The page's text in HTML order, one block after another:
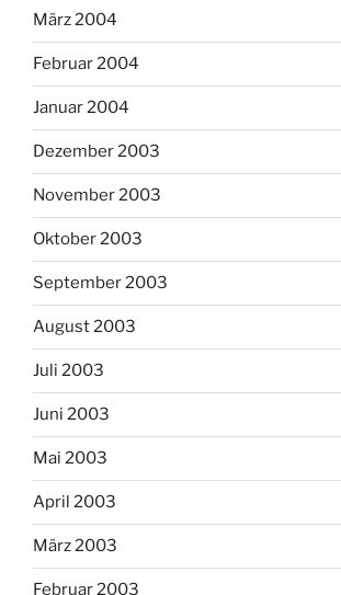
März 2004
Februar 2004
Januar 2004
Dezember 2003
November 2003
Oktober 2003
September 2003
August 2003
Juli 2003
Juni 2003
Mai 2003
April 2003
März 2003
Februar 2003